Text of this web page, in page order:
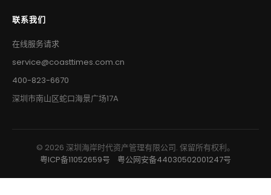
联系我们
在线服务请求
service@coasttimes.com.cn
400-823-6670
深圳市南山区蛇口海景广场17A
© 2026 深圳海岸时代资产管理有限公司. 保留所有权利。
粤ICP备11052659号
粤公网安备44030502001247号